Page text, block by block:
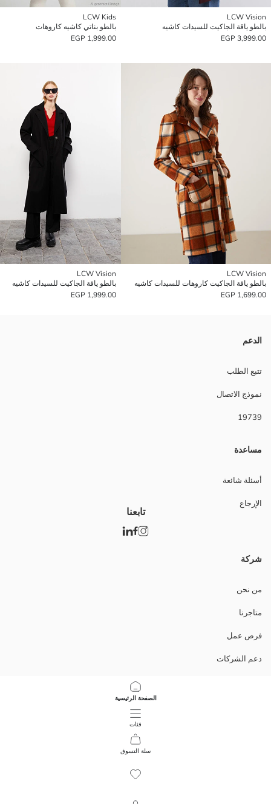
الصفحة الرئيسية
فئات
سلة التسوق
LCW Vision
بالطو ياقة الجاكيت للسيدات كاشيه
3,999.00 EGP
LCW Kids
بالطو بناتي كاشيه كاروهات
1,999.00 EGP
LCW Vision
بالطو ياقة الجاكيت كاروهات للسيدات كاشيه
1,699.00 EGP
LCW Vision
بالطو ياقة الجاكيت للسيدات كاشيه
1,999.00 EGP
الدعم
تتبع الطلب
نموذج الاتصال
19739
مساعدة
أسئلة شائعة
الإرجاع
شركة
من نحن
متاجرنا
فرص عمل
دعم الشركات
حمل التطبيق
تابعنا